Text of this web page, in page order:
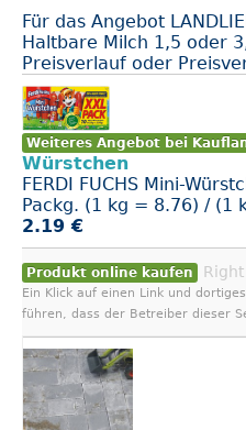
Für das Angebot
Haltbare Milch 1,5 oder
Preisverlauf oder
Weiteres Angebot bei
Würstchen
FERDI FUCHS Mini-
Packg. (1 kg = 8.76) / (1
2.19 €
Produkt online kaufen
Ein Klick auf einen Link und
führen, dass der Betreiber dieser